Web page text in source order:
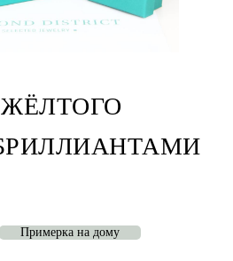
ЖЁЛТОГО
Примерка на дому